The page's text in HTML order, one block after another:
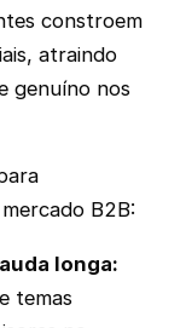
constroem
atraindo
genuíno nos
B2B:
longa:
temas